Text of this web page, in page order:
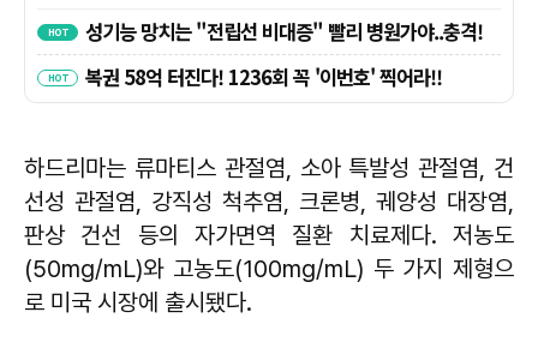
하드리마는 류마티스 관절염, 소아 특발성 관절염, 건
선성 관절염, 강직성 척추염, 크론병, 궤양성 대장염,
판상 건선 등의 자가면역 질환 치료제다. 저농도
(50mg/mL)와 고농도(100mg/mL) 두 가지 제형으
로 미국 시장에 출시됐다.